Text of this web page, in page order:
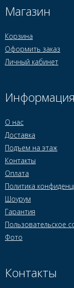
Магазин
Корзина
Оформить заказ
Личный кабинет
Информация
О нас
Доставка
Подъем на этаж
Контакты
Оплата
Политика
Шоурум
Гарантия
Пользовательское
Фото
Контакты